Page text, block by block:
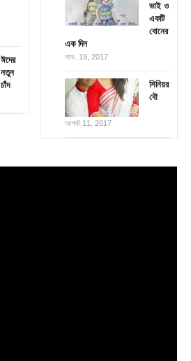
ঈদের
নতুন
চাঁদ
ভাই ও
একটি
বোনের
এক দিন
নভে. 19, 2017
সিনিয়র
বৌ
আগস্ট 11, 2017